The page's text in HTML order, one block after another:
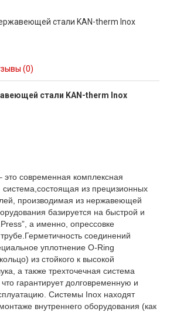
стали KAN-therm Inox
(0)
стали KAN-therm Inox
это современная комплексная
система,состоящая из прецизионных
производимая из нержавеющей
базируется на быстрой и
а именно, опрессовке
соединений
уплотнение O-Ring
из стойкого к высокой
а также трехточечная система
гарантирует долговременную и
Системы Inox находят
внутреннего оборудования (как